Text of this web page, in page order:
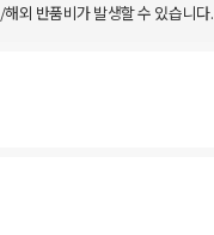
외 반품비가 발생할 수 있습니다.